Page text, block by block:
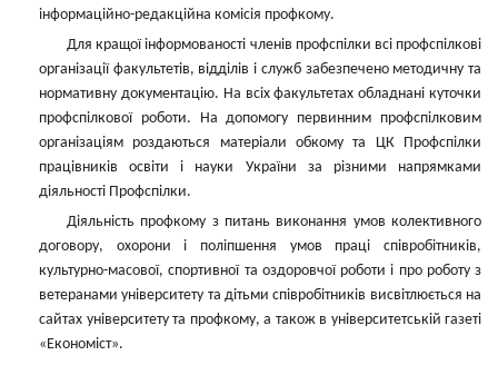
інформаційно-редакційна комісія профкому.
Для кращої інформованості членів профспілки всі профспілкові
організації факультетів, відділів і служб забезпечено методичну та
нормативну документацію. На всіх факультетах обладнані куточки
профспілкової роботи. На допомогу первинним профспілковим
організаціям роздаються матеріали обкому та ЦК Профспілки
працівників освіти і науки України за різними напрямками
діяльності Профспілки.
Діяльність профкому з питань виконання умов колективного
договору, охорони і поліпшення умов праці співробітників,
культурно-масової, спортивної та оздоровчої роботи і про роботу з
ветеранами університету та дітьми співробітників висвітлюється на
сайтах університету та профкому, а також в університетській газеті
«Економіст».